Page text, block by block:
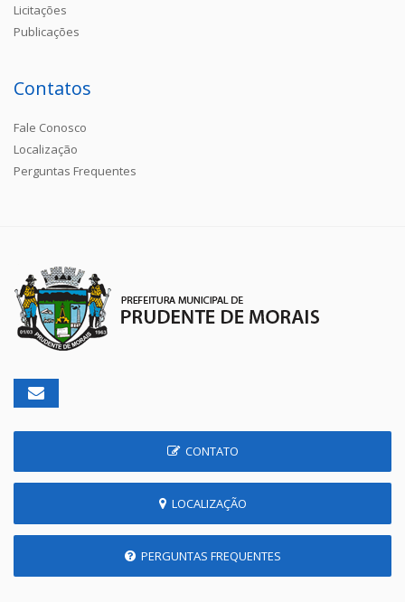
Licitações
Publicações
Contatos
Fale Conosco
Localização
Perguntas Frequentes
CONTATO
LOCALIZAÇÃO
PERGUNTAS FREQUENTES